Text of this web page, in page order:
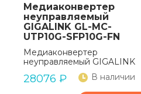
Медиаконвертер
неуправляемый
GIGALINK GL-MC-
UTP10G-SFP10G-FN
Медиаконвертер
неуправляемый GIGALINK
28076 ₽ В наличии